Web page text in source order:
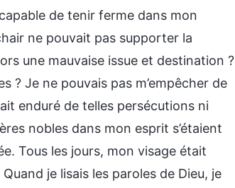
de tenir ferme dans mon
ne pouvait pas supporter la
une mauvaise issue et destination ?
? Je ne pouvais pas m’empêcher de
enduré de telles persécutions ni
nobles dans mon esprit s’étaient
Tous les jours, mon visage était
je lisais les paroles de Dieu, je